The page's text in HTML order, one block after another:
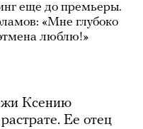
еще до премьеры.
«Мне глубоко
люблю!»
Ксению
Ее отец